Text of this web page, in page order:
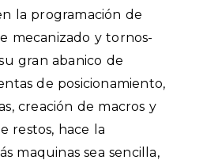
la programación de
mecanizado y tornos-
gran abanico de
de posicionamiento,
creación de macros y
restos, hace la
maquinas sea sencilla,